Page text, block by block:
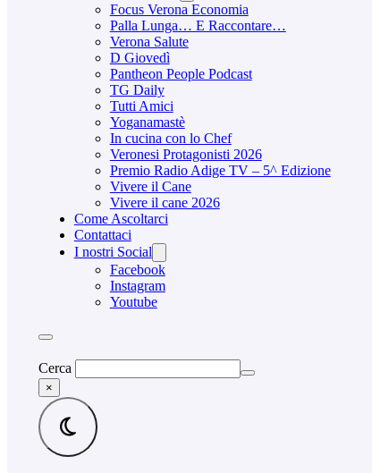
Focus Verona Economia
Palla Lunga… E Raccontare…
Verona Salute
D Giovedì
Pantheon People Podcast
TG Daily
Tutti Amici
Yoganamastè
In cucina con lo Chef
Veronesi Protagonisti 2026
Premio Radio Adige TV – 5^ Edizione
Vivere il Cane
Vivere il cane 2026
Come Ascoltarci
Contattaci
I nostri Social
Facebook
Instagram
Youtube
Cerca
×